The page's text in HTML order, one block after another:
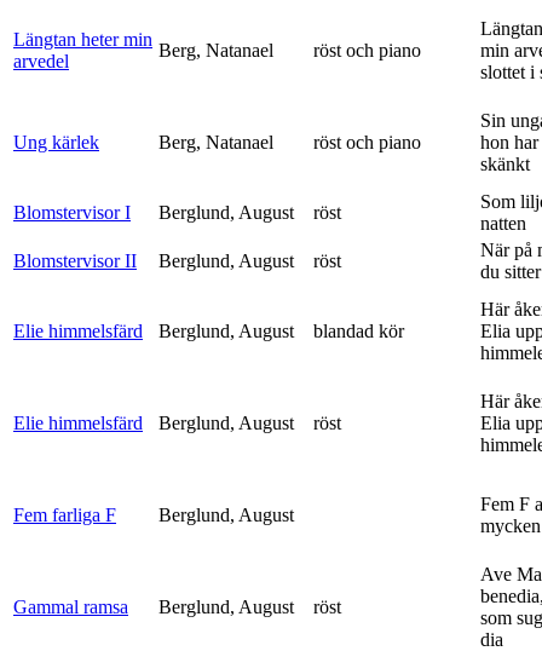
Längtan heter min
arvedel
Berg, Natanael röst och piano
min
slottet i
Ung kärlek Berg, Natanael röst och piano
Sin
hon
skänkt
Blomstervisor I Berglund, August röst
Som
natten
Blomstervisor II
Berglund, August röst
När på
du sitter
Elie himmelsfärd Berglund, August blandad kör
Här
Elia
Elie himmelsfärd Berglund, August röst
Här
Elia
Fem farliga F Berglund, August
Fem F
Gammal ramsa Berglund, August röst
Ave
som
dia